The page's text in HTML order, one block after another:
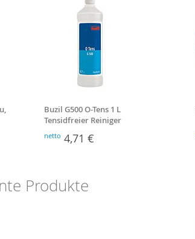
Buzil G500 O-Tens 1 L
Tensidfreier Reiniger
netto 4,71 €
Produkte